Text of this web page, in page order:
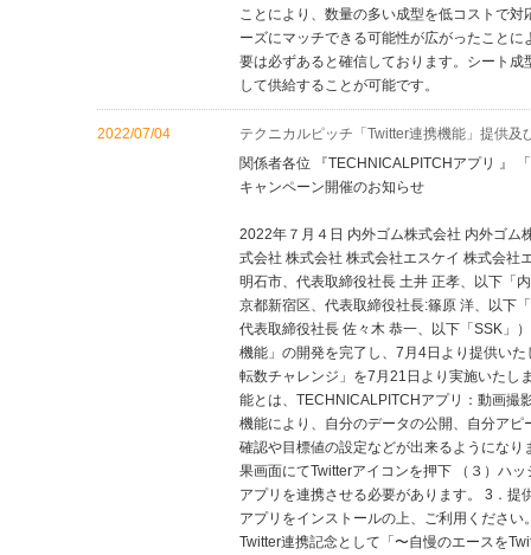
ことにより、数量の多い成型を低コストで
ーズにマッチできる可能性が広がったこと
要は必ずあると確信しております。シート
して供給することが可能です。
2022/07/04
テクニカルピッチ「Twitter連携機能」提供及
関係者各位 『TECHNICALPITCHアプリ 』
キャンペーン開催のお知らせ
2022年７月４日 内外ゴム株式会社 内外ゴム
式会社 株式会社 株式会社エスケイ 株式会社
明石市、代表取締役社長 土井 正孝、以下「
京都新宿区、代表取締役社長:篠原 洋、以下
代表取締役社長 佐々木 恭一、以下「SSK」
機能」の開発を完了し、7月4日より提供い
転数チャレンジ」を7月21日より実施いたし
能とは、TECHNICALPITCHアプリ：動画撮
機能により、自分のデータの公開、自分ア
確認や目標値の設定などが出来るようにな
果画面にてTwitterアイコンを押下 （３）ハ
アプリを連携させる必要があります。 3．
アプリをインストールの上、ご利用くださ
Twitter連携記念として「〜自慢のエースを